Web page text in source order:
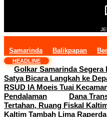
Samarinda Balikpapan
HEADLINE
Golkar Samarinda
Satya Bicara Langkah ke
RSUD IA Moeis Tuai
Pendalaman
Dana
Tertahan, Ruang Fiskal
Kaltim Tambah Lima